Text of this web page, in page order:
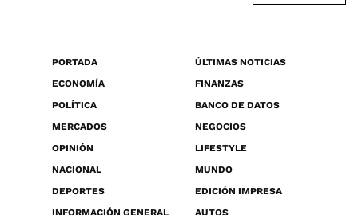
PORTADA
ÚLTIMAS NOTICIAS
ECONOMÍA
FINANZAS
POLÍTICA
BANCO DE DATOS
MERCADOS
NEGOCIOS
OPINIÓN
LIFESTYLE
NACIONAL
MUNDO
DEPORTES
EDICIÓN IMPRESA